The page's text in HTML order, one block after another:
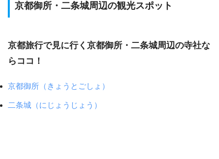
京都御所・二条城周辺の観光スポット
京都旅行で見に行く京都御所・二条城周辺の寺社な
らココ！
京都御所（きょうとごしょ）
二条城（にじょうじょう）